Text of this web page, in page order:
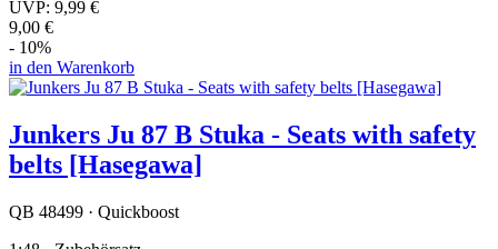
UVP: 9,99 €
9,00 €
- 10%
in den Warenkorb
Junkers Ju 87 B Stuka - Seats with safety
belts [Hasegawa]
QB 48499 · Quickboost